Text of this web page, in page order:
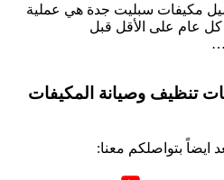
مكيفات سبليت جدة هي عملية
كل عام على الأقل قبل
تنظيف وصيانة المكيفات
ايضاً بتواصلكم معنا: